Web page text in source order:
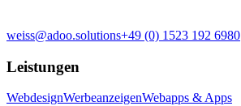
weiss@adoo.solutions+49 (0) 1523 192 6980
Leistungen
WebdesignWerbeanzeigenWebapps & Apps